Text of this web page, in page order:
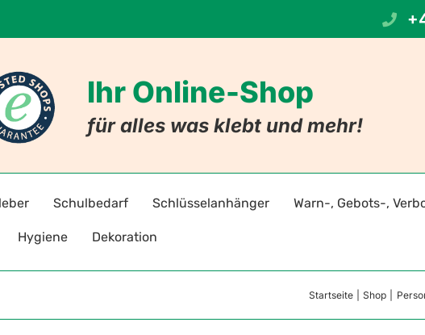
Ihr Online-Shop
für alles was klebt und mehr!
Schulbedarf
Stift- und Heftaufkleber
Schlüsselanhänger
Schlüsselanhänger mit Namen
Warn-, Gebots-,
Warnzeichen
Hygiene Dekoration
Startseite Shop